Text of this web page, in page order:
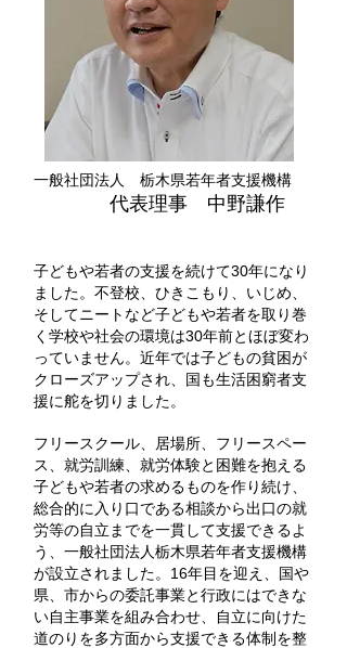
一般社団法人 栃木県若年者支援機構
代表理事 中野謙作
子どもや若者の支援を続けて30年になり
ました。不登校、ひきこもり、いじめ、
そしてニートなど子どもや若者を取り巻
く学校や社会の環境は30年前とほぼ変わ
っていません。近年では子どもの貧困が
クローズアップされ、国も生活困窮者支
援に舵を切りました。
フリースクール、居場所、フリースペー
ス、就労訓練、就労体験と困難を抱える
子どもや若者の求めるものを作り続け、
総合的に入り口である相談から出口の就
労等の自立までを一貫して支援できるよ
う、一般社団法人栃木県若年者支援機構
が設立されました。16年目を迎え、国や
県、市からの委託事業と行政にはできな
い自主事業を組み合わせ、自立に向けた
道のりを多方面から支援できる体制を整